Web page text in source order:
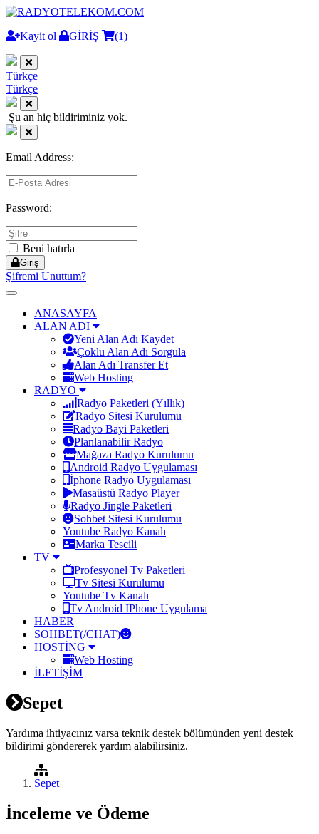
Kayit ol GİRİŞ (1)
Türkçe
Türkçe
Şu an hiç bildiriminiz yok.
Email Address:
Password:
Beni hatırla
Giriş
Şifremi Unuttum?
Toggle
navigationANASAYFA
ALAN ADI
Yeni Alan Adı Kaydet
Çoklu Alan Adı Sorgula
Alan Adı Transfer Et
Web Hosting
RADYO
Radyo Paketleri (Yıllık)
Radyo Sitesi Kurulumu
Radyo Bayi Paketleri
Planlanabilir Radyo
Mağaza Radyo Kurulumu
Android Radyo Uygulaması
İphone Radyo Uygulaması
Masaüstü Radyo Player
Radyo Jingle Paketleri
Sohbet Sitesi Kurulumu
Youtube Radyo Kanalı
Marka Tescili
TV
Profesyonel Tv Paketleri
Tv Sitesi Kurulumu
Youtube Tv Kanalı
Tv Android IPhone Uygulama
HABER
SOHBET(/CHAT)
HOSTİNG
Web Hosting
İLETİŞİM
Sepet
Yardıma ihtiyacınız varsa teknik destek bölümünden yeni destek
bildirimi göndererek yardım alabilirsiniz.
Sepet
İnceleme ve Ödeme